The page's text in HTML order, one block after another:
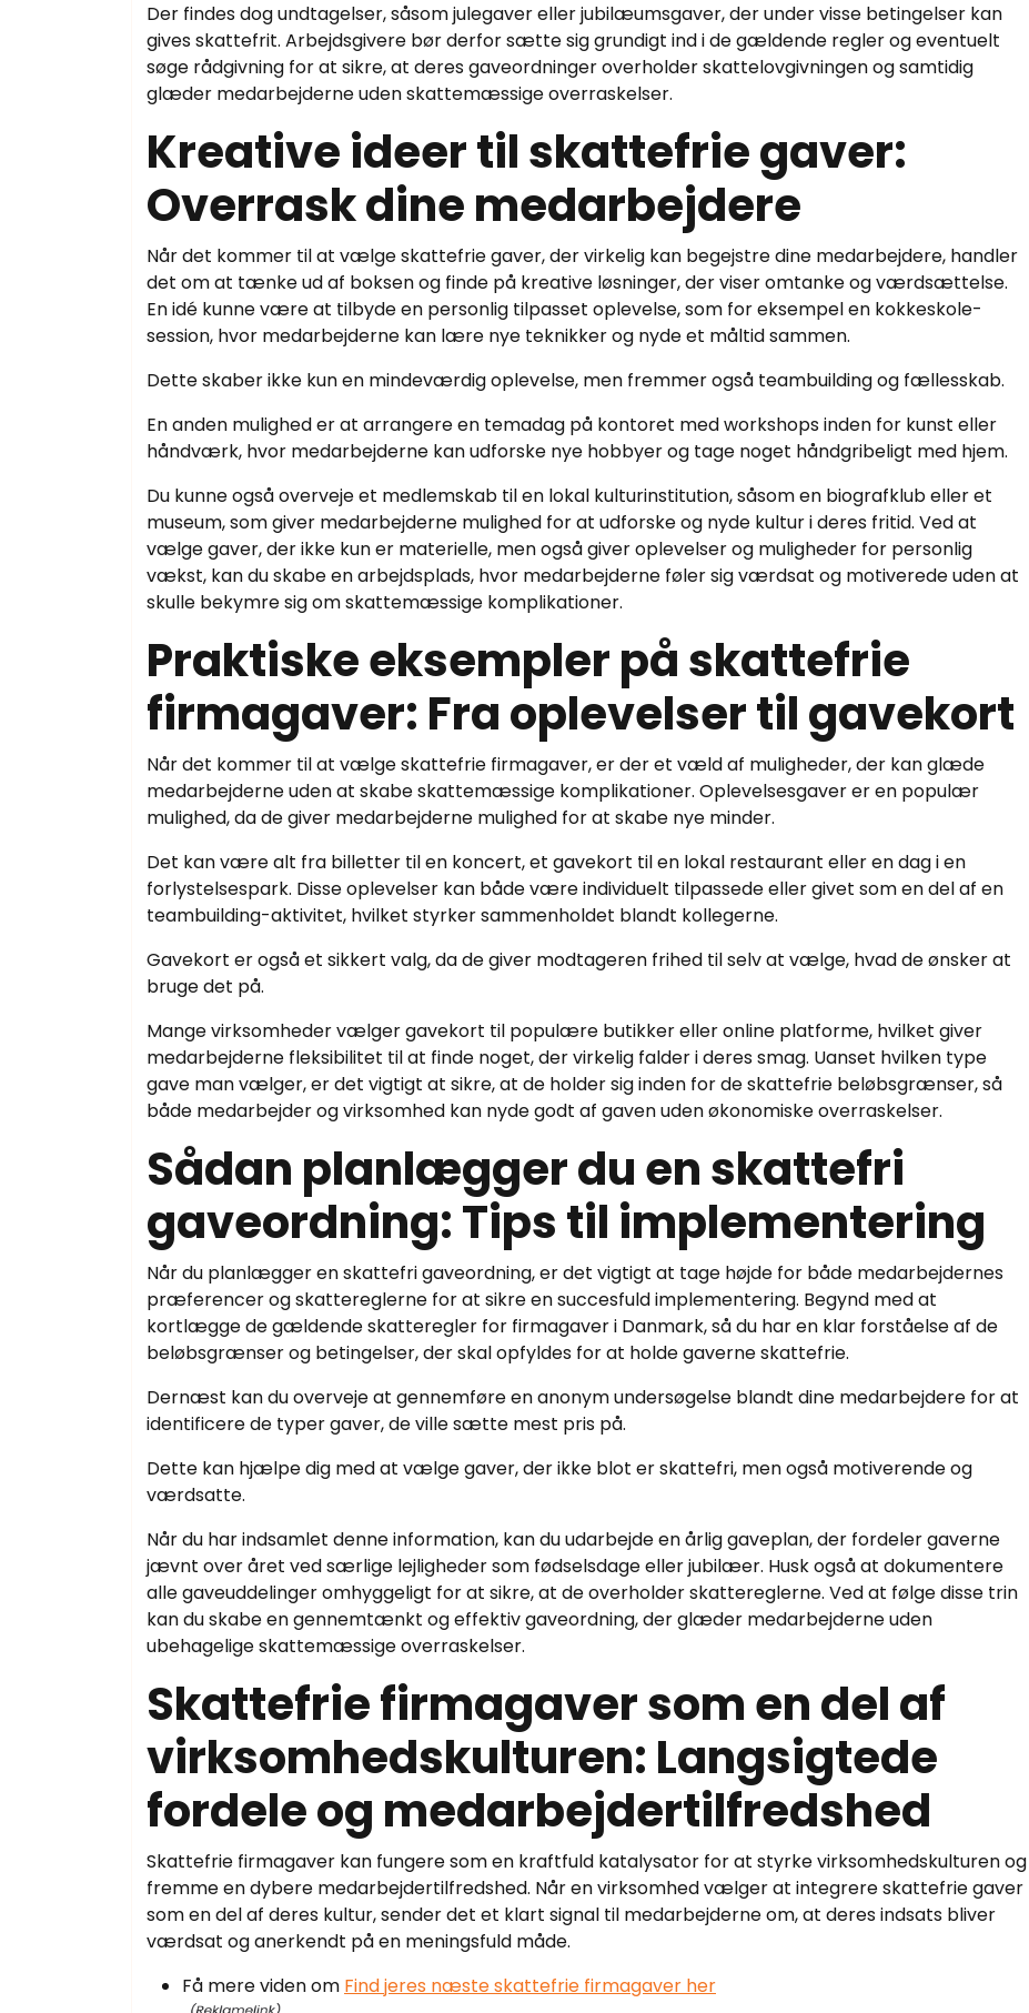
Der findes dog undtagelser, såsom julegaver eller jubilæumsgaver, der under visse betingelser kan
gives skattefrit. Arbejdsgivere bør derfor sætte sig grundigt ind i de gældende regler og eventuelt
søge rådgivning for at sikre, at deres gaveordninger overholder skattelovgivningen og samtidig
glæder medarbejderne uden skattemæssige overraskelser.
Kreative ideer til skattefrie gaver:
Overrask dine medarbejdere
Når det kommer til at vælge skattefrie gaver, der virkelig kan begejstre dine medarbejdere, handler
det om at tænke ud af boksen og finde på kreative løsninger, der viser omtanke og værdsættelse.
En idé kunne være at tilbyde en personlig tilpasset oplevelse, som for eksempel en kokkeskole-
session, hvor medarbejderne kan lære nye teknikker og nyde et måltid sammen.
Dette skaber ikke kun en mindeværdig oplevelse, men fremmer også teambuilding og fællesskab.
En anden mulighed er at arrangere en temadag på kontoret med workshops inden for kunst eller
håndværk, hvor medarbejderne kan udforske nye hobbyer og tage noget håndgribeligt med hjem.
Du kunne også overveje et medlemskab til en lokal kulturinstitution, såsom en biografklub eller et
museum, som giver medarbejderne mulighed for at udforske og nyde kultur i deres fritid. Ved at
vælge gaver, der ikke kun er materielle, men også giver oplevelser og muligheder for personlig
vækst, kan du skabe en arbejdsplads, hvor medarbejderne føler sig værdsat og motiverede uden at
skulle bekymre sig om skattemæssige komplikationer.
Praktiske eksempler på skattefrie
firmagaver: Fra oplevelser til gavekort
Når det kommer til at vælge skattefrie firmagaver, er der et væld af muligheder, der kan glæde
medarbejderne uden at skabe skattemæssige komplikationer. Oplevelsesgaver er en populær
mulighed, da de giver medarbejderne mulighed for at skabe nye minder.
Det kan være alt fra billetter til en koncert, et gavekort til en lokal restaurant eller en dag i en
forlystelsespark. Disse oplevelser kan både være individuelt tilpassede eller givet som en del af en
teambuilding-aktivitet, hvilket styrker sammenholdet blandt kollegerne.
Gavekort er også et sikkert valg, da de giver modtageren frihed til selv at vælge, hvad de ønsker at
bruge det på.
Mange virksomheder vælger gavekort til populære butikker eller online platforme, hvilket giver
medarbejderne fleksibilitet til at finde noget, der virkelig falder i deres smag. Uanset hvilken type
gave man vælger, er det vigtigt at sikre, at de holder sig inden for de skattefrie beløbsgrænser, så
både medarbejder og virksomhed kan nyde godt af gaven uden økonomiske overraskelser.
Sådan planlægger du en skattefri
gaveordning: Tips til implementering
Når du planlægger en skattefri gaveordning, er det vigtigt at tage højde for både medarbejdernes
præferencer og skattereglerne for at sikre en succesfuld implementering. Begynd med at
kortlægge de gældende skatteregler for firmagaver i Danmark, så du har en klar forståelse af de
beløbsgrænser og betingelser, der skal opfyldes for at holde gaverne skattefrie.
Dernæst kan du overveje at gennemføre en anonym undersøgelse blandt dine medarbejdere for at
identificere de typer gaver, de ville sætte mest pris på.
Dette kan hjælpe dig med at vælge gaver, der ikke blot er skattefri, men også motiverende og
værdsatte.
Når du har indsamlet denne information, kan du udarbejde en årlig gaveplan, der fordeler gaverne
jævnt over året ved særlige lejligheder som fødselsdage eller jubilæer. Husk også at dokumentere
alle gaveuddelinger omhyggeligt for at sikre, at de overholder skattereglerne. Ved at følge disse trin
kan du skabe en gennemtænkt og effektiv gaveordning, der glæder medarbejderne uden
ubehagelige skattemæssige overraskelser.
Skattefrie firmagaver som en del af
virksomhedskulturen: Langsigtede
fordele og medarbejdertilfredshed
Skattefrie firmagaver kan fungere som en kraftfuld katalysator for at styrke virksomhedskulturen og
fremme en dybere medarbejdertilfredshed. Når en virksomhed vælger at integrere skattefrie gaver
som en del af deres kultur, sender det et klart signal til medarbejderne om, at deres indsats bliver
værdsat og anerkendt på en meningsfuld måde.
Få mere viden om Find jeres næste skattefrie firmagaver her